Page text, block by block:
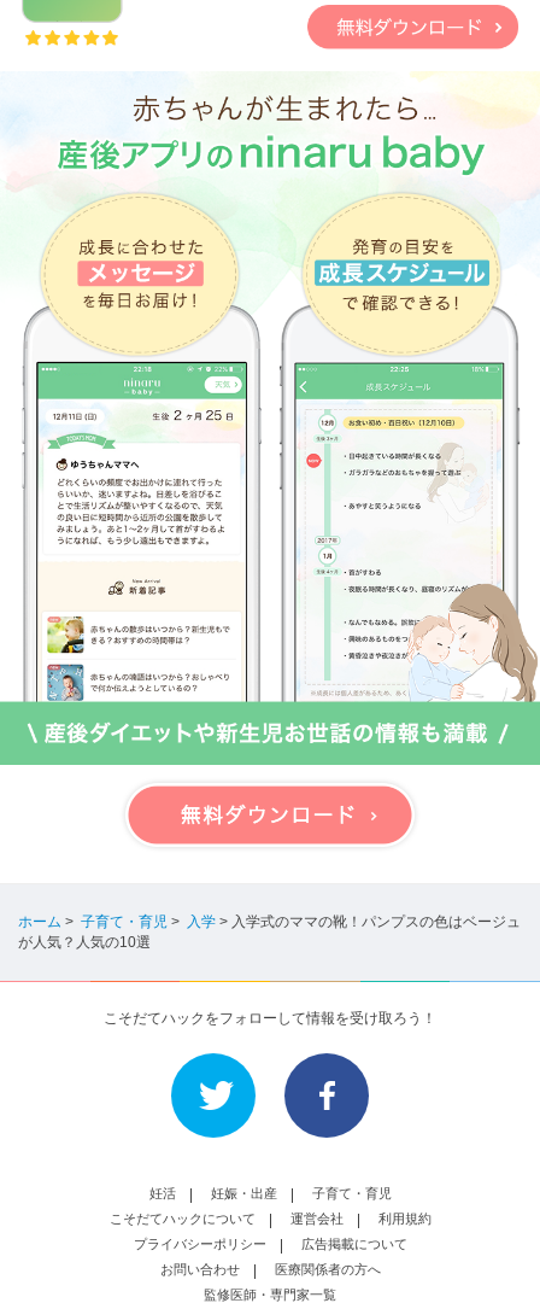
ホーム > 子育て・育児 > 入学 > 入学式のママの靴！パンプスの色はベージュ
が人気？人気の10選
こそだてハックをフォローして情報を受け取ろう！
妊活 妊娠・出産
子育て・育児
こそだてハックについて
運営会社
利用規約
プライバシーポリシー
広告掲載について
お問い合わせ
医療関係者の方へ
監修医師・専門家一覧